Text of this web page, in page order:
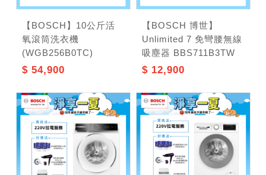
【BOSCH】10公斤活
氧滾筒洗衣機
(WGB256B0TC)
$ 54,900
【BOSCH 博世】
Unlimited 7 免彎腰無線
吸塵器 BBS711B3TW
$ 12,900
記住帳號